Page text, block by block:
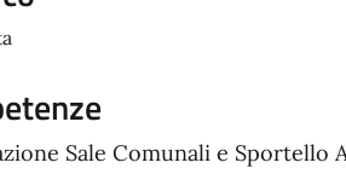
Sale Comunali e Sportello